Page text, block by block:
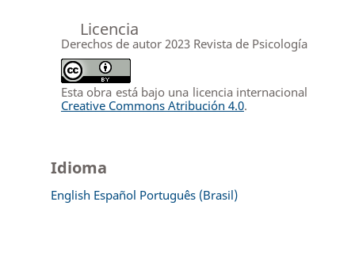
Licencia
Derechos de autor 2023 Revista de Psicología
Esta obra está bajo una licencia internacional
Creative Commons Atribución 4.0.
Idioma
English Español Português (Brasil)